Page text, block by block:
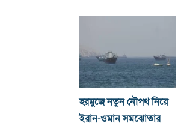
হরমুজে নতুন নৌপথ নিয়ে
ইরান-ওমান সমঝোতার